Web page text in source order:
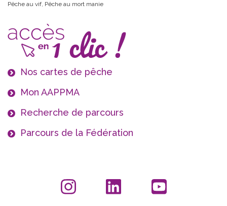
Pêche au vif, Pêche au mort manie
Nos cartes de pêche
Mon AAPPMA
Recherche de parcours
Parcours de la Fédération